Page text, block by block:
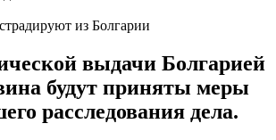
из Болгарии
выдачи Болгарией
будут приняты меры
расследования дела.